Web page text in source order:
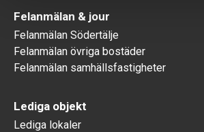
Felanmälan & jour
Felanmälan Södertälje
Felanmälan övriga bostäder
Felanmälan samhällsfastigheter
Lediga objekt
Lediga lokaler